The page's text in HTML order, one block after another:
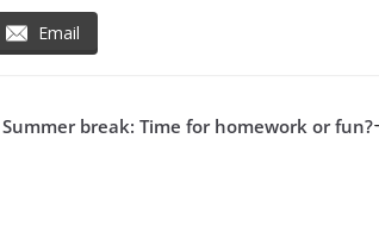
Email
Summer break: Time for homework or fun?